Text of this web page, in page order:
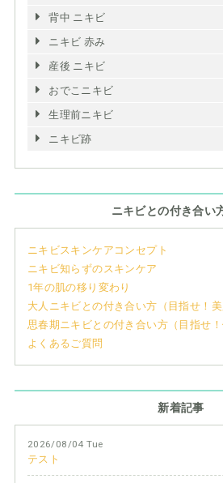
背中 ニキビ
ニキビ 赤み
産後 ニキビ
おでこニキビ
生理前ニキビ
ニキビ跡
ニキビとの付き合い
ニキビスキンケアコンセプト
ニキビ知らずのスキンケア
1年の肌の移り変わり
大人ニキビとの付き合い方（目指せ！美
思春期ニキビとの付き合い方（目指せ！
よくあるご質問
新着記事
2026/08/04 Tue
テスト